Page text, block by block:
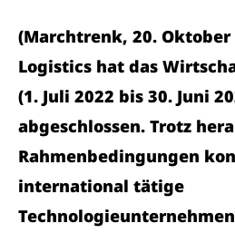
(Marchtrenk, 20. Oktober
Logistics hat das
(1. Juli 2022 bis 30. Juni
abgeschlossen. Trotz
Rahmenbedingungen
international tätige